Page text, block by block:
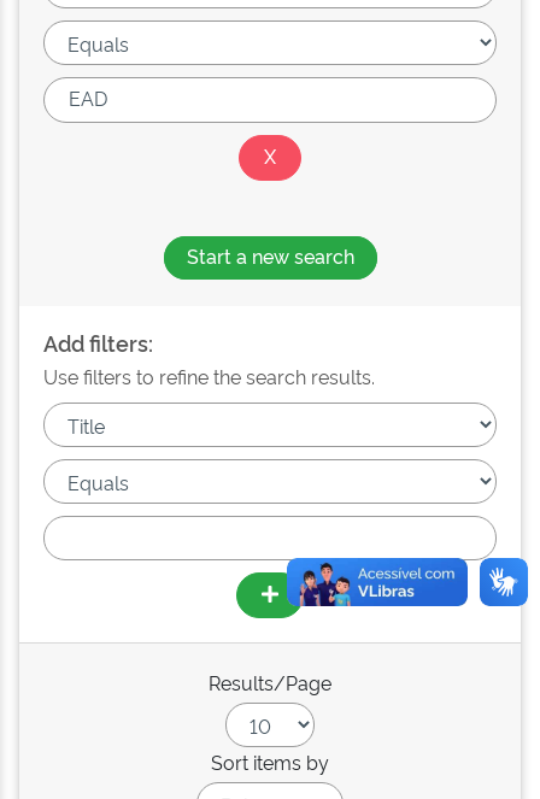
Start a new search
Add filters:
Use filters to refine the search results.
Results/Page
Sort items by